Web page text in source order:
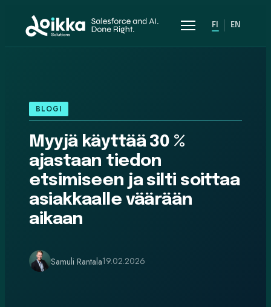
Valikko FI EN
BLOGI
Myyjä käyttää 30 %
ajastaan tiedon
etsimiseen ja silti soittaa
asiakkaalle väärään
aikaan
Samuli Rantala19.02.2026